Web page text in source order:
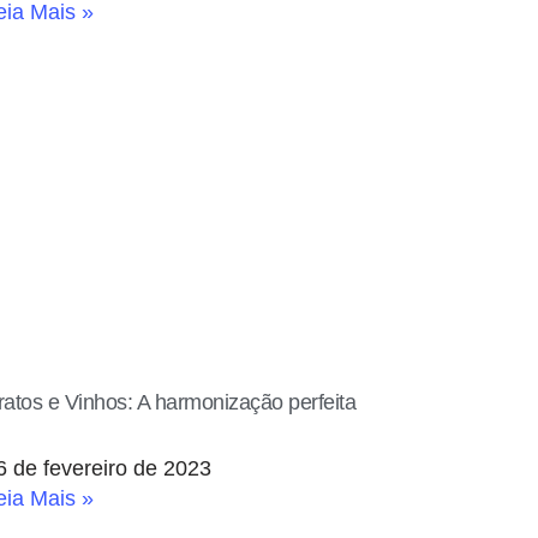
Mais »
e Vinhos: A harmonização perfeita
de fevereiro de 2023
Mais »